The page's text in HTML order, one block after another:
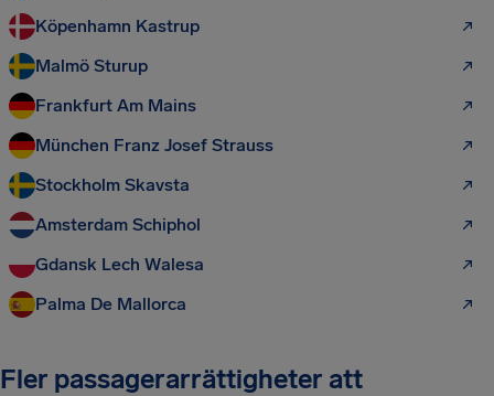
Köpenhamn Kastrup
Malmö Sturup
Frankfurt Am Mains
München Franz Josef Strauss
Stockholm Skavsta
Amsterdam Schiphol
Gdansk Lech Walesa
Palma De Mallorca
Fler passagerarrättigheter att